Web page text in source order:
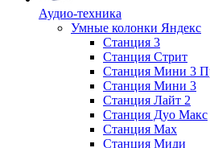
Аудио-техника
Умные колонки Яндекс
Станция 3
Станция Стрит
Станция Мини 3
Станция Мини 3
Станция Лайт 2
Станция Дуо Макс
Станция Max
Станция Миди